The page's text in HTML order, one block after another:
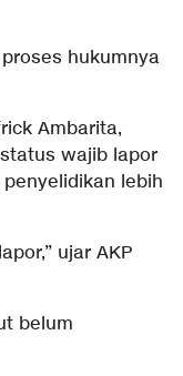
hukumnya
Ambarita,
wajib lapor
lebih
ujar AKP
belum